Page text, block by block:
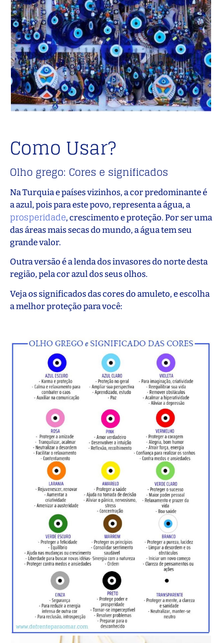
Como Usar?
Olho grego: Cores e significados
Na Turquia e países vizinhos, a cor predominante é
a azul, pois para este povo, representa a água, a
prosperidade, crescimento e proteção. Por ser uma
das áreas mais secas do mundo, a água tem seu
grande valor.
Outra versão é a lenda dos invasores do norte desta
região, pela cor azul dos seus olhos.
Veja os significados das cores do amuleto, e escolha
a melhor proteção para você: